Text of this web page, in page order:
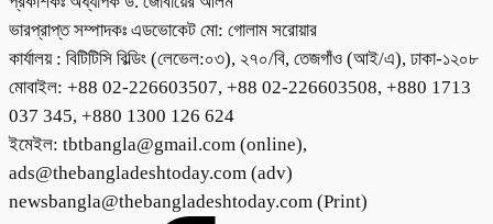
ভারপ্রাপ্ত সম্পাদকঃ এডভোকেট মো: গোলাম সরোয়ার
কার্যালয় : বিটিটিসি বিল্ডিং (লেভেল:০৩), ২৭০/বি, তেজগাঁও (আই/এ), ঢাকা-১২০৮
মোবাইল: +88 02-226603507, +88 02-226603508, +880 1713
037 345, +880 1300 126 624
ইমেইল: tbtbangla@gmail.com (online),
ads@thebangladeshtoday.com (adv)
newsbangla@thebangladeshtoday.com (Print)